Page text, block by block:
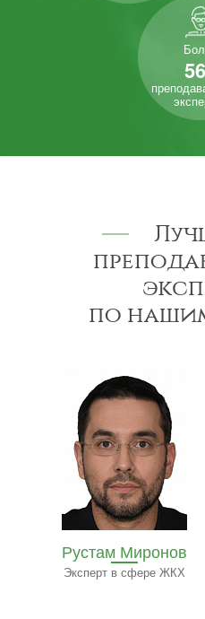
по
Рустам Миронов
Эксперт в сфере ЖКХ